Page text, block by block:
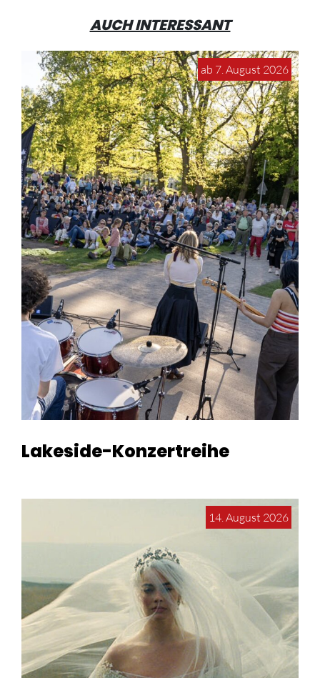
AUCH INTERESSANT
ab 7. August 2026
Lakeside-Konzertreihe
14. August 2026